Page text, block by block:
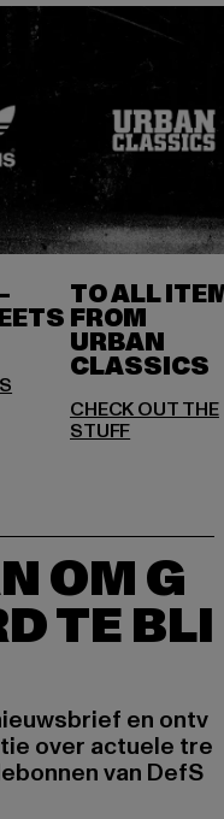
TO ALL
FROM
URBAN
CHECK OUT THE
OM G
TE BLI
en ontv
over actuele tre
van DefS